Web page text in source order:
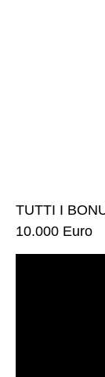
TUTTI I
10.000 Euro